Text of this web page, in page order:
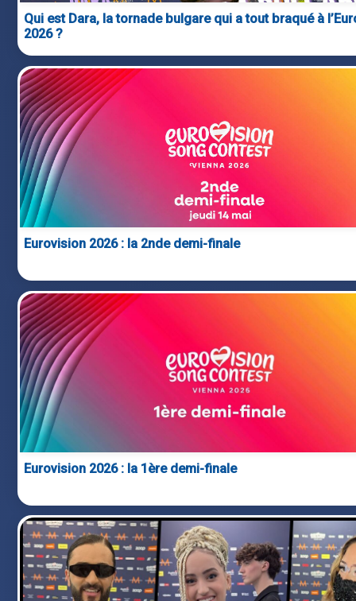
Qui est Dara, la tornade bulgare qui a tout braqué à
2026 ?
Eurovision 2026 : la 2nde demi-finale
Eurovision 2026 : la 1ère demi-finale